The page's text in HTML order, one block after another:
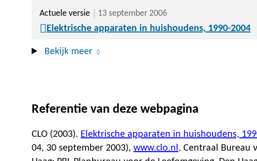
Actuele versie 13 september 2006
Elektrische apparaten in huishoudens, 1990-2004
Bekijk meer
Referentie van deze webpagina
CLO (2003). Elektrische apparaten in huishoudens,
04, 30 september 2003), www.clo.nl. Centraal Bureau